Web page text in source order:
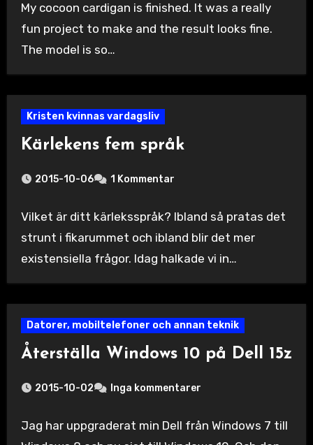
My cocoon cardigan is finished. It was a really
fun project to make and the result looks fine.
The model is so…
Kristen kvinnas vardagsliv
Kärlekens fem språk
2015-10-06 1 Kommentar
Vilket är ditt kärleksspråk? Ibland så pratas det
strunt i fikarummet och ibland blir det mer
existensiella frågor. Idag halkade vi in…
Datorer, mobiltelefoner och annan teknik
Återställa Windows 10 på Dell 15z
2015-10-02 Inga kommentarer
Jag har uppgraderat min Dell från Windows 7 till